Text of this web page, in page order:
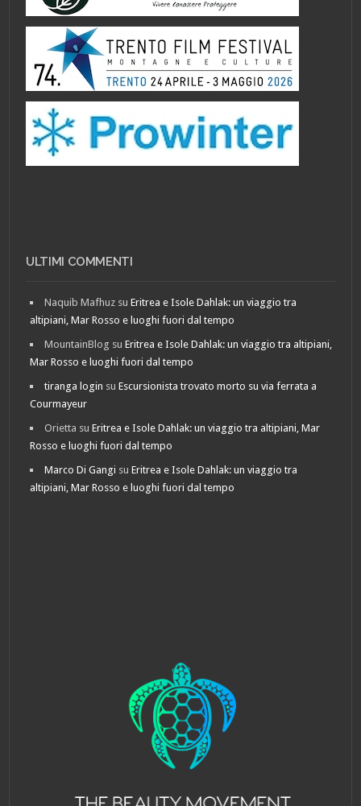
ULTIMI COMMENTI
Naquib Mafhuz suEritrea e Isole Dahlak: un viaggio tra
altipiani, Mar Rosso e luoghi fuori dal tempo
MountainBlog suEritrea e Isole Dahlak: un viaggio tra altipiani,
Mar Rosso e luoghi fuori dal tempo
tiranga login suEscursionista trovato morto su via ferrata a
Courmayeur
Orietta suEritrea e Isole Dahlak: un viaggio tra altipiani, Mar
Rosso e luoghi fuori dal tempo
Marco Di Gangi suEritrea e Isole Dahlak: un viaggio tra
altipiani, Mar Rosso e luoghi fuori dal tempo